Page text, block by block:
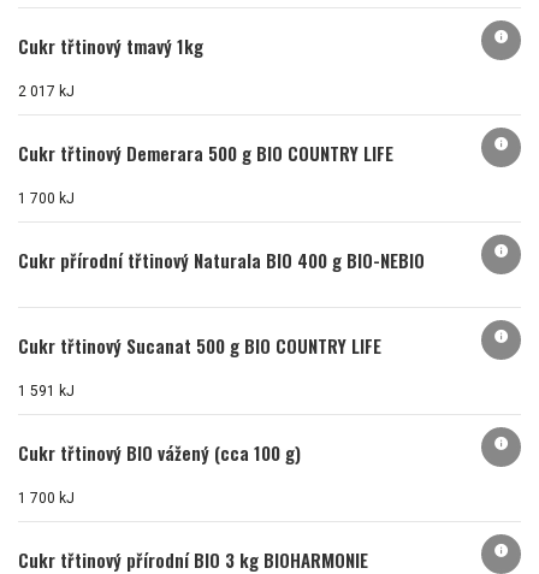
Cukr třtinový tmavý 1kg
2 017 kJ
info
Cukr třtinový Demerara 500 g BIO COUNTRY LIFE
1 700 kJ
info
Cukr přírodní třtinový Naturala BIO 400 g BIO-NEBIO info
Cukr třtinový Sucanat 500 g BIO COUNTRY LIFE
1 591 kJ
info
Cukr třtinový BIO vážený (cca 100 g)
1 700 kJ
info
Cukr třtinový přírodní BIO 3 kg BIOHARMONIE info